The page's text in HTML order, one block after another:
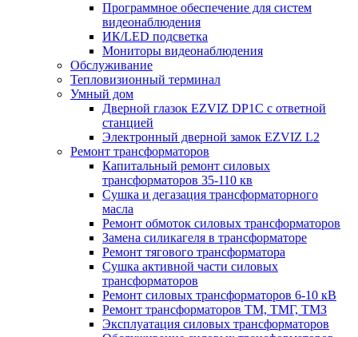
Программное обеспечение для систем
видеонаблюдения
ИК/LED подсветка
Мониторы видеонаблюдения
Обслуживание
Тепловизионный терминал
Умный дом
Дверной глазок EZVIZ DP1C с ответной
станцией
Электронный дверной замок EZVIZ L2
Ремонт трансформаторов
Капитальный ремонт силовых
трансформаторов 35-110 кв
Сушка и дегазация трансформаторного
масла
Ремонт обмоток силовых трансформаторов
Замена силикагеля в трансформаторе
Ремонт тягового трансформатора
Сушка активной части силовых
трансформаторов
Ремонт силовых трансформаторов 6-10 кВ
Ремонт трансформаторов ТМ, ТМГ, ТМЗ
Эксплуатация силовых трансформаторов